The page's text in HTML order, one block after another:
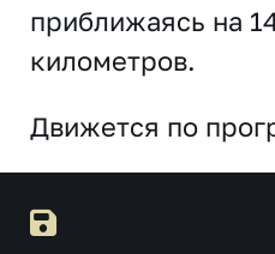
приближаясь на
километров.
Движется по